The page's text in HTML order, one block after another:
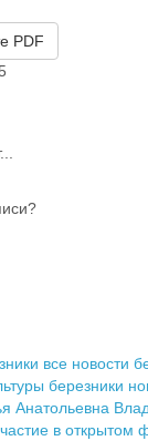
PDF
все новости
березники
Анатольевна
в открытом